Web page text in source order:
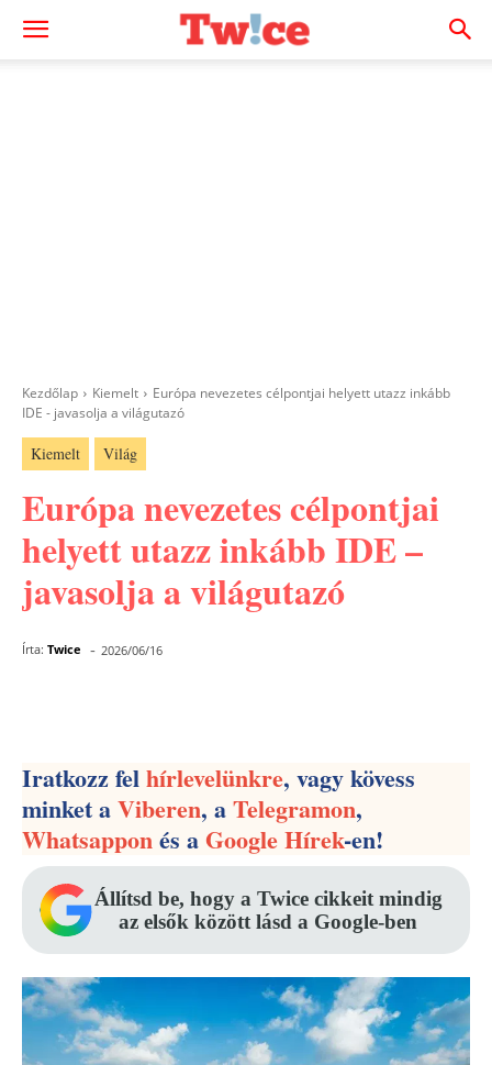
Kezdőlap Kiemelt
Európa nevezetes célpontjai helyett utazz inkább
IDE - javasolja a világutazó
Kiemelt Világ
Európa nevezetes célpontjai
helyett utazz inkább IDE –
javasolja a világutazó
Írta: Twice - 2026/06/16
Iratkozz felhírlevelünkre, vagy kövess
minket aViberen, aTelegramon,
Whatsapponés aGoogle Hírek-en!
Állítsd be, hogy a Twice cikkeit mindig
az elsők között lásd a Google-ben